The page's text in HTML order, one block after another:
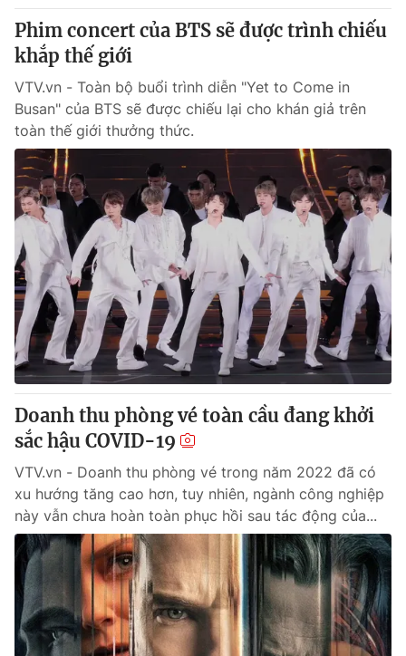
Phim concert của BTS sẽ được trình chiếu
khắp thế giới
VTV.vn - Toàn bộ buổi trình diễn "Yet to Come in
Busan" của BTS sẽ được chiếu lại cho khán giả trên
toàn thế giới thưởng thức.
Doanh thu phòng vé toàn cầu đang khởi
sắc hậu COVID-19
VTV.vn - Doanh thu phòng vé trong năm 2022 đã có
xu hướng tăng cao hơn, tuy nhiên, ngành công nghiệp
này vẫn chưa hoàn toàn phục hồi sau tác động của...